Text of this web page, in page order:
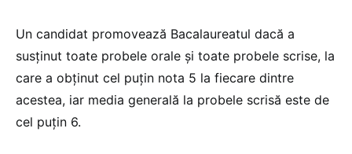
Un candidat promovează Bacalaureatul dacă a
susţinut toate probele orale și toate probele scrise, la
care a obținut cel puțin nota 5 la fiecare dintre
acestea, iar media generală la probele scrisă este de
cel puțin 6.